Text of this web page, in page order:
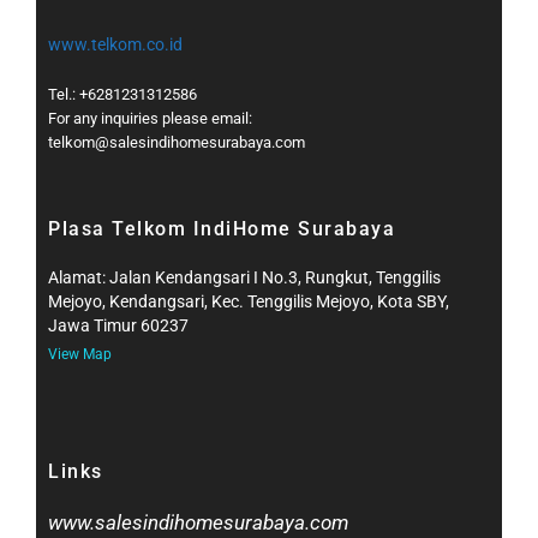
www.telkom.co.id
Tel.: +6281231312586
For any inquiries please email:
telkom@salesindihomesurabaya.com​
Plasa Telkom IndiHome Surabaya
Alamat: Jalan Kendangsari I No.3, Rungkut, Tenggilis
Mejoyo, Kendangsari, Kec. Tenggilis Mejoyo, Kota SBY,
Jawa Timur 60237
View Map
Links
www.salesindihomesurabaya.com​